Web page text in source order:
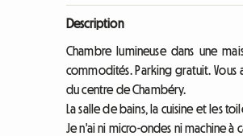
Description
Chambre lumineuse dans une
commodités. Parking gratuit. Vous
du centre de Chambéry.
La salle de bains, la cuisine et les
Je n'ai ni micro-ondes ni machine à